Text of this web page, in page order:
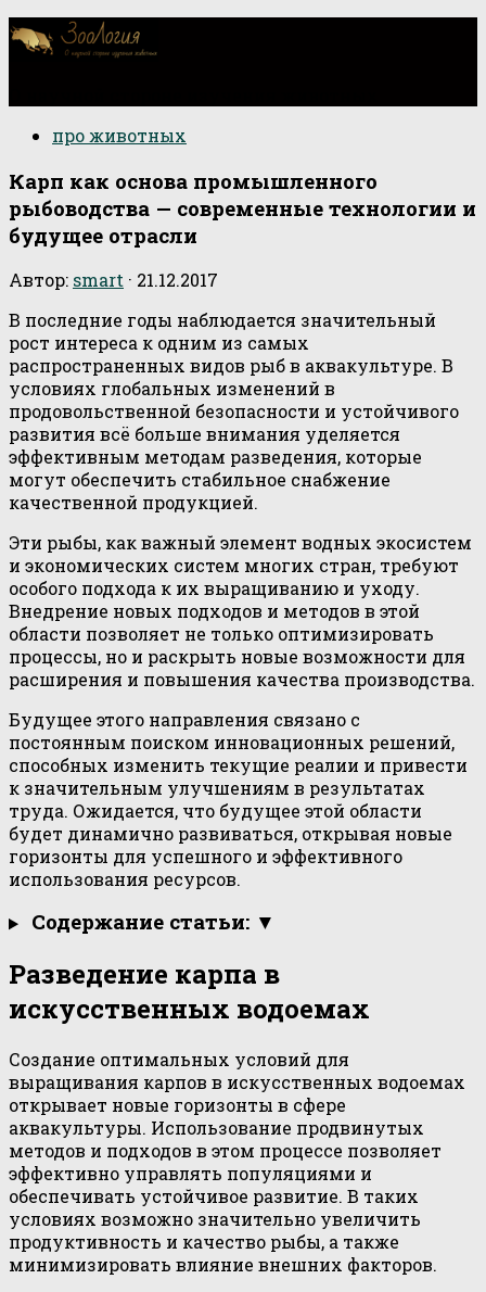
про животных
Карп как основа промышленного
рыбоводства — современные технологии и
будущее отрасли
Автор: smart · 21.12.2017
В последние годы наблюдается значительный
рост интереса к одним из самых
распространенных видов рыб в аквакультуре. В
условиях глобальных изменений в
продовольственной безопасности и устойчивого
развития всё больше внимания уделяется
эффективным методам разведения, которые
могут обеспечить стабильное снабжение
качественной продукцией.
Эти рыбы, как важный элемент водных экосистем
и экономических систем многих стран, требуют
особого подхода к их выращиванию и уходу.
Внедрение новых подходов и методов в этой
области позволяет не только оптимизировать
процессы, но и раскрыть новые возможности для
расширения и повышения качества производства.
Будущее этого направления связано с
постоянным поиском инновационных решений,
способных изменить текущие реалии и привести
к значительным улучшениям в результатах
труда. Ожидается, что будущее этой области
будет динамично развиваться, открывая новые
горизонты для успешного и эффективного
использования ресурсов.
Содержание статьи: ▼
Разведение карпа в
искусственных водоемах
Создание оптимальных условий для
выращивания карпов в искусственных водоемах
открывает новые горизонты в сфере
аквакультуры. Использование продвинутых
методов и подходов в этом процессе позволяет
эффективно управлять популяциями и
обеспечивать устойчивое развитие. В таких
условиях возможно значительно увеличить
продуктивность и качество рыбы, а также
минимизировать влияние внешних факторов.